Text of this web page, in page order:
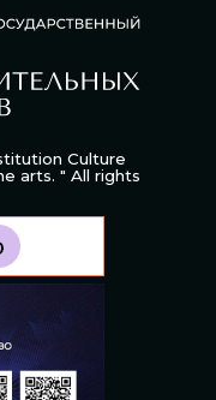
Culture
arts. " All rights